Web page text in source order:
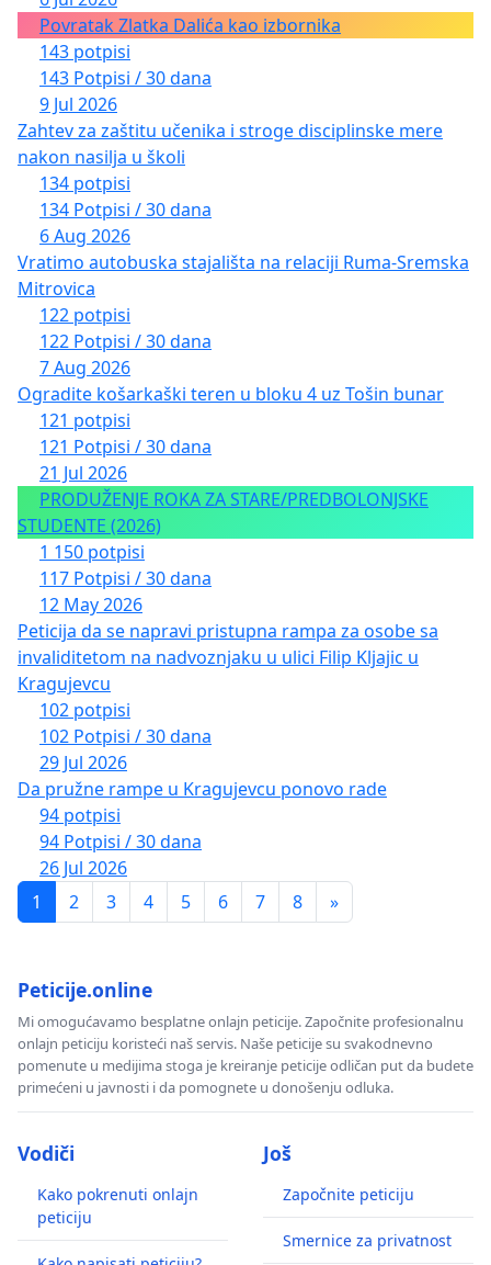
Povratak Zlatka Dalića kao izbornika
143 potpisi
143 Potpisi / 30 dana
9 Jul 2026
Zahtev za zaštitu učenika i stroge disciplinske mere
nakon nasilja u školi
134 potpisi
134 Potpisi / 30 dana
6 Aug 2026
Vratimo autobuska stajališta na relaciji Ruma-Sremska
Mitrovica
122 potpisi
122 Potpisi / 30 dana
7 Aug 2026
Ogradite košarkaški teren u bloku 4 uz Tošin bunar
121 potpisi
121 Potpisi / 30 dana
21 Jul 2026
PRODUŽENJE ROKA ZA STARE/PREDBOLONJSKE
STUDENTE (2026)
1 150 potpisi
117 Potpisi / 30 dana
12 May 2026
Peticija da se napravi pristupna rampa za osobe sa
invaliditetom na nadvoznjaku u ulici Filip Kljajic u
Kragujevcu
102 potpisi
102 Potpisi / 30 dana
29 Jul 2026
Da pružne rampe u Kragujevcu ponovo rade
94 potpisi
94 Potpisi / 30 dana
26 Jul 2026
1
2 3 4 5 6 7 8 »
Peticije.online
Mi omogućavamo besplatne onlajn peticije. Započnite profesionalnu
onlajn peticiju koristeći naš servis. Naše peticije su svakodnevno
pomenute u medijima stoga je kreiranje peticije odličan put da budete
primećeni u javnosti i da pomognete u donošenju odluka.
Vodiči
Kako pokrenuti onlajn
peticiju
Još
Započnite peticiju
Smernice za privatnost